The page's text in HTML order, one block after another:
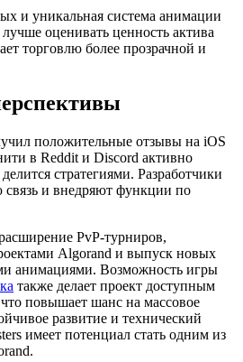
и уникальная система анимации
оценивать ценность актива
торговлю более прозрачной и
положительные отзывы на iOS
в Reddit и Discord активно
стратегиями. Разработчики
и внедряют функции по
PvP-турниров,
Algorand и выпуск новых
анимациями. Возможность игры
также делает проект доступным
повышает шанс на массовое
развитие и технический
имеет потенциал стать одним из